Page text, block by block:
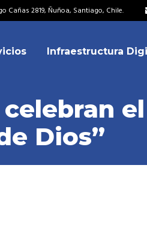
Cañas 2819, Ñuñoa, Santiago, Chile.
Miembros
Acuerdos de
Infraestructura
Miembros
Directorio
Equipo
Dios”